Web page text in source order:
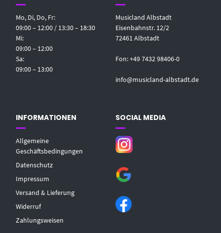
Mo, Di, Do, Fr:
09:00 – 12:00 / 13:30 – 18:30
Mi:
09:00 – 12:00
Sa:
09:00 – 13:00
Musicland Albstadt
Eisenbahnstr. 12/2
72461 Albstadt
Fon: +49 7432 98406-0
info@musicland-albstadt.de
INFORMATIONEN
Allgemeine
Geschäftsbedingungen
Datenschutz
Impressum
Versand & Lieferung
Widerruf
Zahlungsweisen
SOCIAL MEDIA